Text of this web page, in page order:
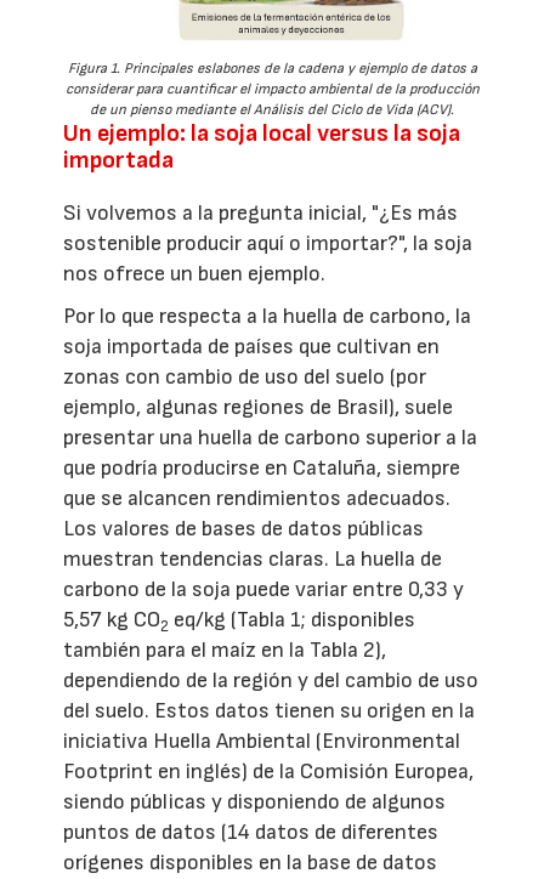
Figura 1. Principales eslabones de la cadena y ejemplo de datos a
considerar para cuantificar el impacto ambiental de la producción
de un pienso mediante el Análisis del Ciclo de Vida (ACV).
Un ejemplo: la soja local versus la soja
importada
Si volvemos a la pregunta inicial, "¿Es más
sostenible producir aquí o importar?", la soja
nos ofrece un buen ejemplo.
Por lo que respecta a la huella de carbono, la
soja importada de países que cultivan en
zonas con cambio de uso del suelo (por
ejemplo, algunas regiones de Brasil), suele
presentar una huella de carbono superior a la
que podría producirse en Cataluña, siempre
que se alcancen rendimientos adecuados.
Los valores de bases de datos públicas
muestran tendencias claras. La huella de
carbono de la soja puede variar entre 0,33 y
5,57 kg CO2 eq/kg (Tabla 1; disponibles
también para el maíz en la Tabla 2),
dependiendo de la región y del cambio de uso
del suelo. Estos datos tienen su origen en la
iniciativa Huella Ambiental (Environmental
Footprint en inglés) de la Comisión Europea,
siendo públicas y disponiendo de algunos
puntos de datos (14 datos de diferentes
orígenes disponibles en la base de datos